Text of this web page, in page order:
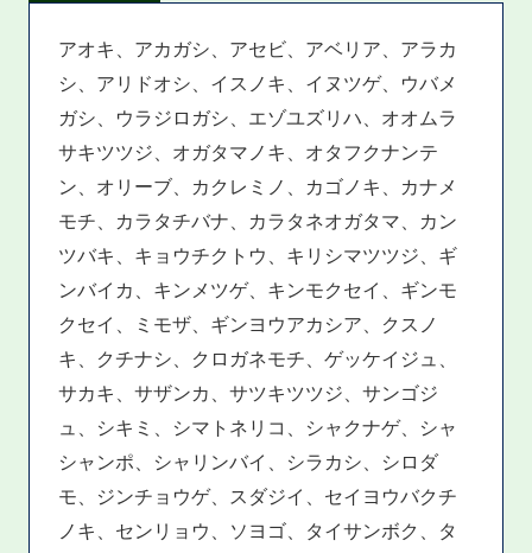
アオキ、アカガシ、アセビ、アベリア、アラカ
シ、アリドオシ、イスノキ、イヌツゲ、ウバメ
ガシ、ウラジロガシ、エゾユズリハ、オオムラ
サキツツジ、オガタマノキ、オタフクナンテ
ン、オリーブ、カクレミノ、カゴノキ、カナメ
モチ、カラタチバナ、カラタネオガタマ、カン
ツバキ、キョウチクトウ、キリシマツツジ、ギ
ンバイカ、キンメツゲ、キンモクセイ、ギンモ
クセイ、ミモザ、ギンヨウアカシア、クスノ
キ、クチナシ、クロガネモチ、ゲッケイジュ、
サカキ、サザンカ、サツキツツジ、サンゴジ
ュ、シキミ、シマトネリコ、シャクナゲ、シャ
シャンポ、シャリンバイ、シラカシ、シロダ
モ、ジンチョウゲ、スダジイ、セイヨウバクチ
ノキ、センリョウ、ソヨゴ、タイサンボク、タ